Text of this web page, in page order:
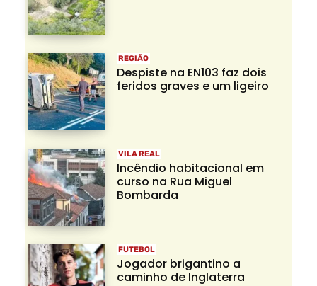
REGIÃO
Despiste na EN103 faz dois
feridos graves e um ligeiro
VILA REAL
Incêndio habitacional em
curso na Rua Miguel
Bombarda
FUTEBOL
Jogador brigantino a
caminho de Inglaterra